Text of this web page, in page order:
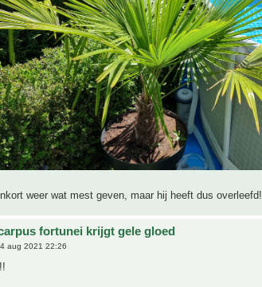
weer wat mest geven, maar hij heeft dus overleefd!
fortunei krijgt gele gloed
aug 2021 22:26